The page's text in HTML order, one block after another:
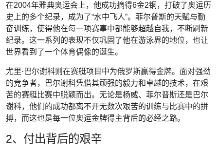
在2004年雅典奥运会上，他成功摘得6金2铜，打破了奥运历
史上的多个纪录，成为了“水中飞人”。菲尔普斯的天赋与勤
奋训练，使得他在每一项赛事中都能够超越自我，不断刷新
纪录。这一系列的表现不仅巩固了他在游泳界的地位，也让
世界看到了一个体育偶像的诞生。
尤里·巴尔谢科则在赛艇项目中为俄罗斯赢得金牌。面对强劲
的竞争者，巴尔谢科凭借其顽强的毅力和卓越的技术，在艰
苦的赛艇比赛中脱颖而出。无论是杨威、菲尔普斯还是巴尔
谢科，他们的成功都离不开无数次艰苦的训练与比赛中的拼
搏，而这也是每一位奥运金牌得主背后的必经之路。
2、付出背后的艰辛